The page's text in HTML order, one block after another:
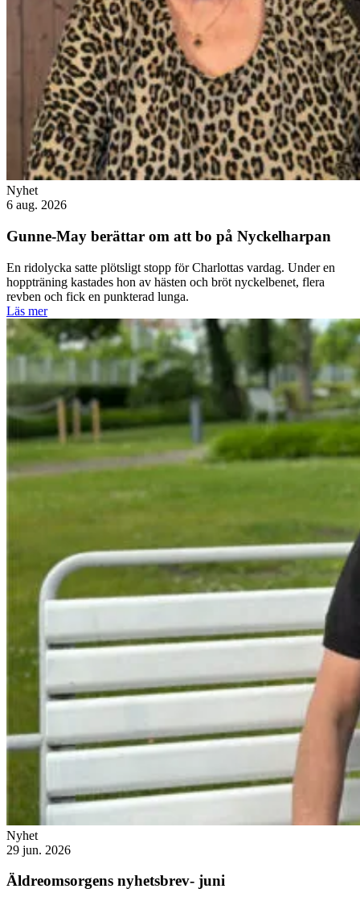
Nyhet
6 aug. 2026
Gunne-May berättar om att bo på Nyckelharpan
En ridolycka satte plötsligt stopp för Charlottas vardag. Under en
hoppträning kastades hon av hästen och bröt nyckelbenet, flera
revben och fick en punkterad lunga.
Läs mer
Nyhet
29 jun. 2026
Äldreomsorgens nyhetsbrev- juni